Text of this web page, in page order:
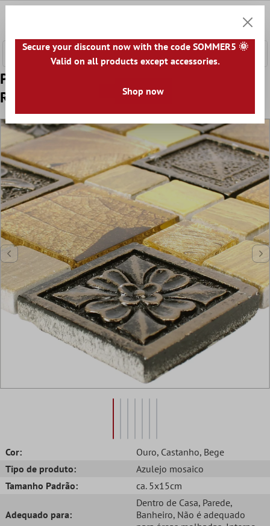
Padrão de Azulejo Mosaico Levanzo Vidro
Resina Ornamento Mix Ouro
Cor: Ouro, Castanho, Bege
Tipo de produto:
Azulejo mosaico
Tamanho Padrão:
ca. 5x15cm
Adequado para:
Dentro de Casa, Parede,
Banheiro, Não é adequado
Secure your discount now with the code SOMMER5 🌞
Valid on all products except accessories.
Shop now